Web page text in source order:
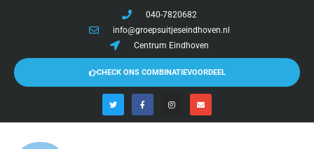
040-7820682
info@groepsuitjeseindhoven.nl
Centrum Eindhoven
CHECK ONS COMBINATIEVOORDEEL